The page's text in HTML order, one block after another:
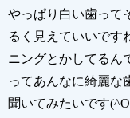
やっぱり白い歯って
るく見えていいです
ニングとかしてるん
ってあんなに綺麗な
聞いてみたいです